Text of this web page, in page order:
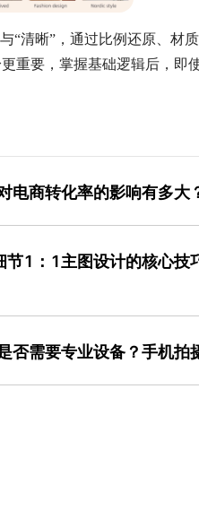
“清晰”，通过比例还原、材
重要，掌握基础逻辑后，即
电商转化率的影响有多大
普通拍摄图，一组为1：1细节设
某珠宝品牌测试发现，使用1：1
节1：1主图设计的核心技
例校准、材质表现与文案排版；
否需要专业设备？手机拍